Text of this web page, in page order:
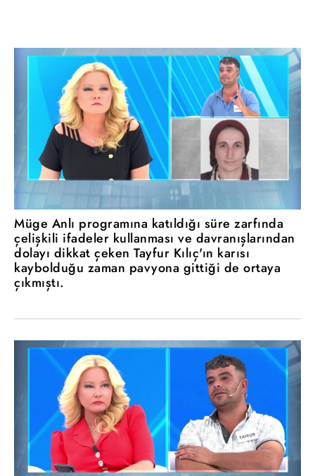
Müge Anlı programına katıldığı süre zarfında
çelişkili ifadeler kullanması ve davranışlarından
dolayı dikkat çeken Tayfur Kılıç'ın karısı
kaybolduğu zaman pavyona gittiği de ortaya
çıkmıştı.